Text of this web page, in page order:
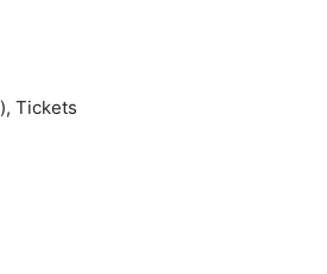
), Tickets